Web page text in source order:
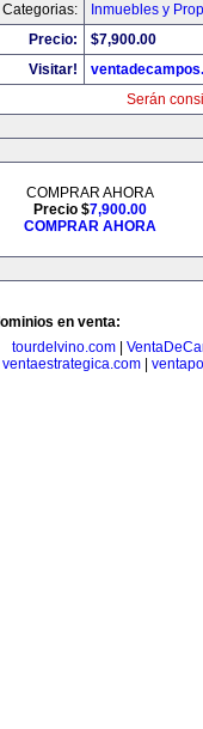
Categorias:
Inmuebles y
Precio:
$7,900.00
Visitar!
Serán
COMPRAR AHORA
Precio $7,900.00
COMPRAR AHORA
en venta:
tourdelvino.com|
ventaestrategica.com|